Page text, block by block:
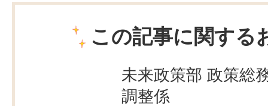
この記事に関する
未来政策部 政策総
調整係